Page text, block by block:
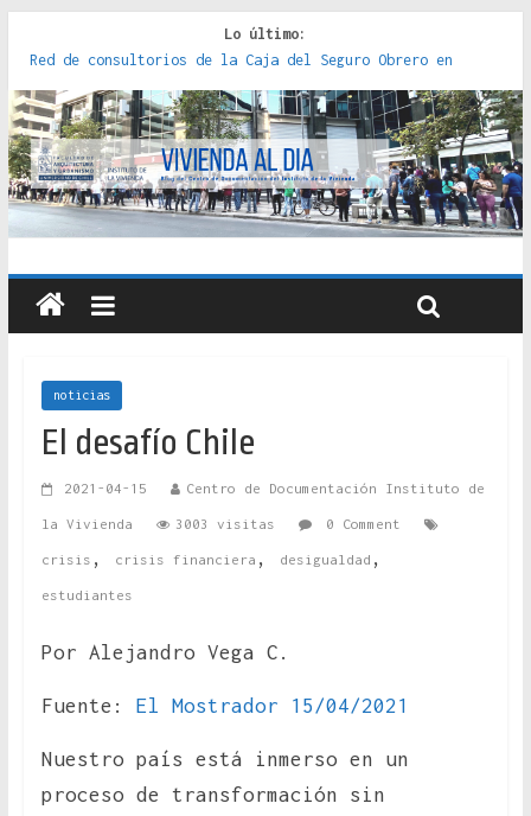
Lo último:
Red de consultorios de la Caja del Seguro Obrero en
Santiago : un patrimonio emblemático [2014]
Genocidios indígenas en América Latina [2023]
Estudios sobre la espacialización de los Estados :
políticas, prácticas y representaciones [2022]
Donde el pedernal choca con el acero : hacia una teoría
crítica de las fronteras latinoamericanas [2020]
Criterios técnicos para una vivienda adecuada [2019]
noticias
El desafío Chile
2021-04-15 Centro de Documentación Instituto de
la Vivienda 3003 visitas 0 Comment
crisis , crisis financiera , desigualdad ,
estudiantes
Por Alejandro Vega C.
Fuente: El Mostrador 15/04/2021
Nuestro país está inmerso en un
proceso de transformación sin